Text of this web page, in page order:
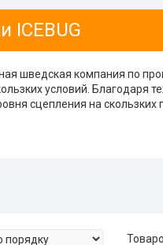
ICEBUG
шведская компания по
условий. Благодаря
сцепления на скользких